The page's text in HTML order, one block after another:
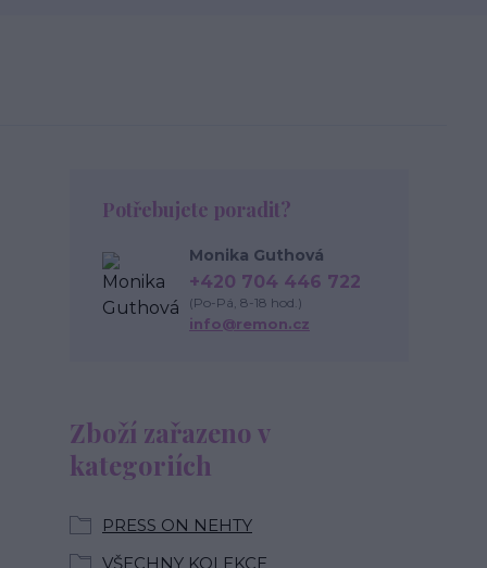
Zboží zařazeno v
kategoriích
PRESS ON NEHTY
VŠECHNY KOLEKCE
Potřebujete poradit?
Monika Guthová
+420 704 446 722
(Po-Pá, 8-18 hod.)
info@remon.cz